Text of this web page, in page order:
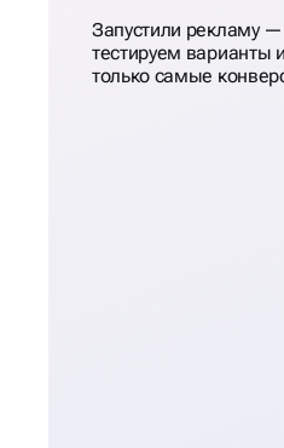
Запустили рекламу
тестируем варианты
только самые